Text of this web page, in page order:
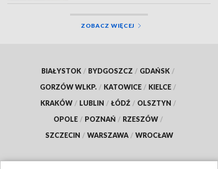
ZOBACZ WIĘCEJ
BIAŁYSTOK / BYDGOSZCZ / GDAŃSK /
GORZÓW WLKP. / KATOWICE / KIELCE /
KRAKÓW / LUBLIN / ŁÓDŹ / OLSZTYN /
OPOLE / POZNAŃ / RZESZÓW /
SZCZECIN / WARSZAWA / WROCŁAW